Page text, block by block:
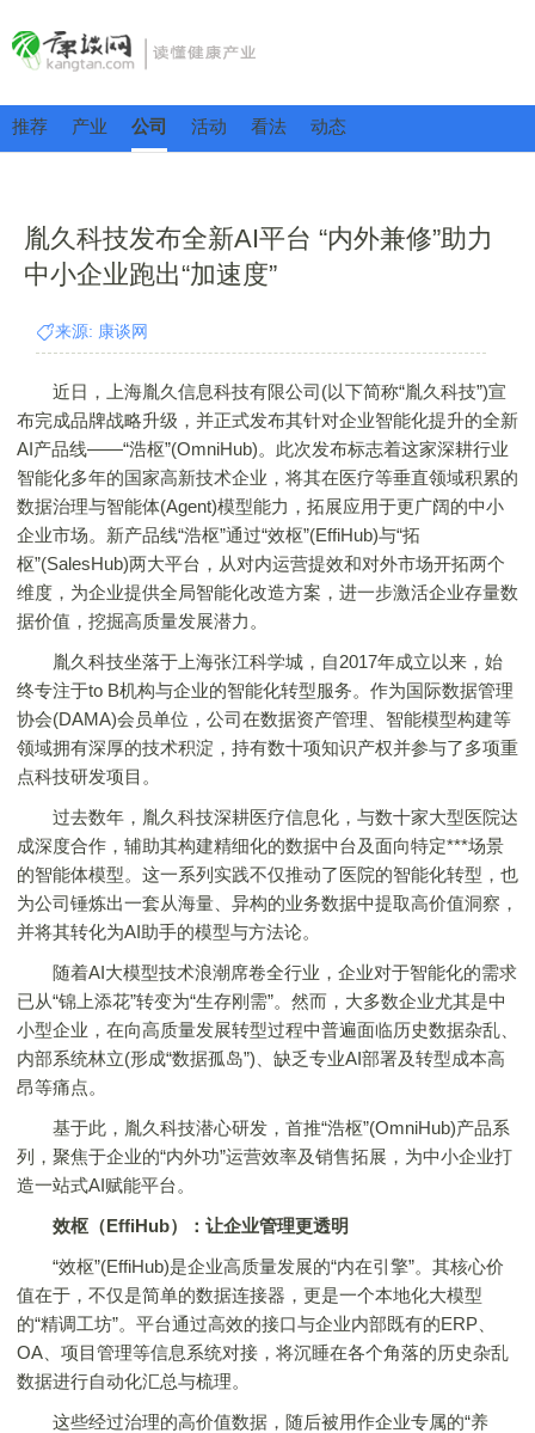
推荐 产业 公司 活动 看法 动态
胤久科技发布全新AI平台 “内外兼修”助力
中小企业跑出“加速度”
来源: 康谈网
近日，上海胤久信息科技有限公司(以下简称“胤久科技”)宣
布完成品牌战略升级，并正式发布其针对企业智能化提升的全新
AI产品线——“浩枢”(OmniHub)。此次发布标志着这家深耕行业
智能化多年的国家高新技术企业，将其在医疗等垂直领域积累的
数据治理与智能体(Agent)模型能力，拓展应用于更广阔的中小
企业市场。新产品线“浩枢”通过“效枢”(EffiHub)与“拓
枢”(SalesHub)两大平台，从对内运营提效和对外市场开拓两个
维度，为企业提供全局智能化改造方案，进一步激活企业存量数
据价值，挖掘高质量发展潜力。
胤久科技坐落于上海张江科学城，自2017年成立以来，始
终专注于to B机构与企业的智能化转型服务。作为国际数据管理
协会(DAMA)会员单位，公司在数据资产管理、智能模型构建等
领域拥有深厚的技术积淀，持有数十项知识产权并参与了多项重
点科技研发项目。
过去数年，胤久科技深耕医疗信息化，与数十家大型医院达
成深度合作，辅助其构建精细化的数据中台及面向特定***场景
的智能体模型。这一系列实践不仅推动了医院的智能化转型，也
为公司锤炼出一套从海量、异构的业务数据中提取高价值洞察，
并将其转化为AI助手的模型与方法论。
随着AI大模型技术浪潮席卷全行业，企业对于智能化的需求
已从“锦上添花”转变为“生存刚需”。然而，大多数企业尤其是中
小型企业，在向高质量发展转型过程中普遍面临历史数据杂乱、
内部系统林立(形成“数据孤岛”)、缺乏专业AI部署及转型成本高
昂等痛点。
基于此，胤久科技潜心研发，首推“浩枢”(OmniHub)产品系
列，聚焦于企业的“内外功”运营效率及销售拓展，为中小企业打
造一站式AI赋能平台。
效枢（EffiHub）： 让企业管理更透明
“效枢”(EffiHub)是企业高质量发展的“内在引擎”。其核心价
值在于，不仅是简单的数据连接器，更是一个本地化大模型
的“精调工坊”。平台通过高效的接口与企业内部既有的ERP、
OA、项目管理等信息系统对接，将沉睡在各个角落的历史杂乱
数据进行自动化汇总与梳理。
这些经过治理的高价值数据，随后被用作企业专属的“养